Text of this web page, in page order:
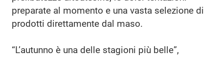
preparate al momento e una vasta selezione di
prodotti direttamente dal maso.
“L’autunno è una delle stagioni più belle”,